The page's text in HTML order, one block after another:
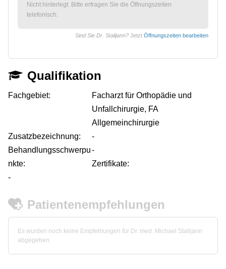
Nicht hinterlegt. Bitte erfragen Sie die Öffnungszeiten
telefonisch.
Sind Sie Dr. Stalljann? Jetzt Öffnungszeiten bearbeiten
Qualifikation
Fachgebiet:
Facharzt für Orthopädie und
Unfallchirurgie, FA
Allgemeinchirurgie
Zusatzbezeichnung:
-
Behandlungsschwerpu
nkte:
-
Zertifikate:
-
Patientenempfehlungen
Es wurden noch keine Empfehlungen für Dr. med. Michael Stalljann
abgegeben.